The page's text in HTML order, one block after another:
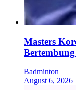
Masters
Badminton
August 6, 2026